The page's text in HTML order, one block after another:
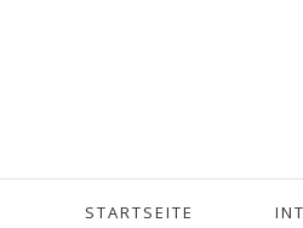
STARTSEITE